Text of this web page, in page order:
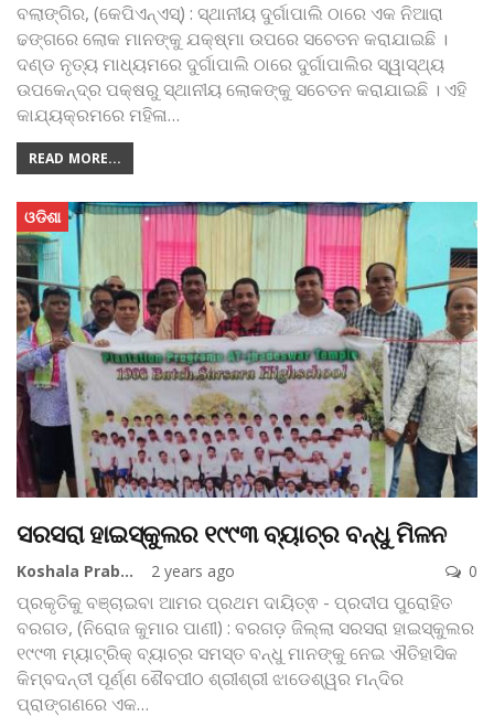
ବଲାଙ୍ଗିର, (କେପିଏନ୍‌ଏସ୍‌) : ସ୍ଥାନୀୟ ଦୁର୍ଗାପାଲି ଠାରେ ଏକ ନିଆରା
ଢଙ୍ଗରେ ଲୋକ ମାନଙ୍କୁ ଯକ୍ଷ୍ମା ଉପରେ ସଚେତନ କରାଯାଇଛି ।
ଦଣ୍ଡ ନୃତ୍ୟ ମାଧ୍ୟମରେ ଦୁର୍ଗାପାଲି ଠାରେ ଦୁର୍ଗାପାଲିର ସ୍ୱାସ୍ଥ୍ୟ
ଉପକେନ୍ଦ୍ର ପକ୍ଷରୁ ସ୍ଥାନୀୟ ଲୋକଙ୍କୁ ସଚେତନ କରାଯାଇଛି । ଏହି
କାଯ୍ୟକ୍ରମରେ ମହିଳା…
READ MORE...
ଓଡିଶା
ସରସରା ହାଇସ୍କୁଲର ୧୯୯୩ ବ୍ୟାଚ୍‌ର ବନ୍ଧୁ ମିଳନ
Koshala Prabaha 2 years ago 0
ପ୍ରକୃତିକୁ ବଞ୍ଚାଇବା ଆମର ପ୍ରଥମ ଦାୟିତ୍ଵ - ପ୍ରଦୀପ ପୁରୋହିତ
ବରଗଡ, (ନିରୋଜ କୁମାର ପାଣୀ) : ବରଗଡ଼ ଜିଲ୍ଲା ସରସରା ହାଇସ୍କୁଲର
୧୯୯୩ ମ୍ୟାଟ୍ରିକ୍‌ ବ୍ୟାଚ୍‌ର ସମସ୍ତ ବନ୍ଧୁ ମାନଙ୍କୁ ନେଇ ଐତିହାସିକ
କିମ୍ବଦନ୍ତୀ ପୂର୍ଣ୍ଣ ଶୈବପୀଠ ଶ୍ରୀଶ୍ରୀ ଝାଡେଶ୍ୱର ମନ୍ଦିର
ପ୍ରାଙ୍ଗଣରେ ଏକ…